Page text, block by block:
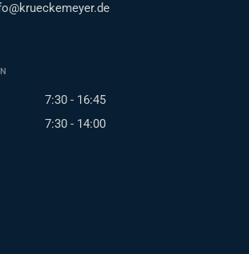
7:30 - 16:45
7:30 - 14:00